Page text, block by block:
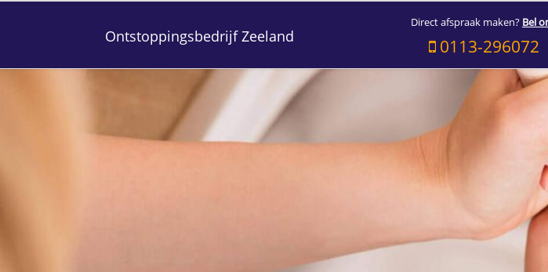
Ontstoppingsbedrijf Zeeland
Direct afspraak maken? Bel
0113-296072